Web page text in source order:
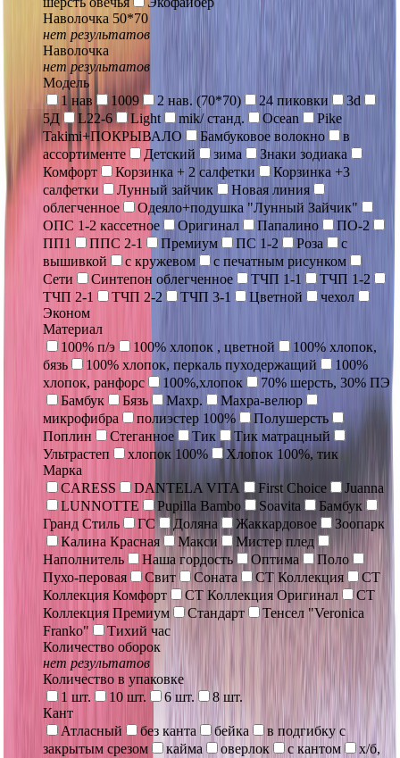
Наволочка 50*70
нет результатов
Наволочка
нет результатов
Модель
1 нав
1009 2 нав. (70*70) 24 пиковки
3d
5Д
L22-6 Light mik/ станд. Ocean
Pike
Takimi+ПОКРЫВАЛО
Бамбуковое волокно
в
ассортименте
Детский зима
Знаки зодиака
Комфорт
Корзинка + 2 салфетки
Корзинка +3
салфетки
Лунный зайчик
Новая линия
облегченное
Одеяло+подушка "Лунный Зайчик"
ОПС 1-2 кассетное
Оригинал Папалино
ПО-2
ПП1
ППС 2-1 Премиум ПС 1-2 Роза
с
вышивкой
с кружевом
с печатным рисунком
Сети
Синтепон облегченное ТЧП 1-1
ТЧП 1-2
ТЧП 2-1
ТЧП 2-2 ТЧП 3-1 Цветной
чехол
Эконом
Материал
100% п/э
100% хлопок , цветной
100% хлопок,
бязь
100% хлопок, перкаль пуходержащий
100%
хлопок, ранфорс
100%,хлопок
70% шерсть, 30% ПЭ
Бамбук
Бязь Махр.
Махра-велюр
микрофибра
полиэстер 100%
Полушерсть
Поплин
Стеганное Тик
Тик матрацный
Ультрастеп
хлопок 100%
Хлопок 100%, тик
Марка
CARESS
DANTELA VITA First Choice
Juanna
LUNNOTTE
Pupilla Bambo Soavita
Бамбук
Гранд Стиль
ГС Доляна Жаккардовое
Зоопарк
Калина Красная
Макси
Мистер плед
Наполнитель
Наша гордость Оптима
Поло
Пухо-перовая
Свит Соната СТ Коллекция
СТ
Коллекция Комфорт
СТ Коллекция Оригинал
СТ
Коллекция Премиум
Стандарт
Тенсел "Veronica
Franko"
Тихий час
Количество оборок
нет результатов
Количество в упаковке
1 шт.
10 шт. 6 шт.
8 шт.
Кант
Атласный
без канта бейка
в подгибку с
закрытым срезом
кайма оверлок с кантом
х/б,